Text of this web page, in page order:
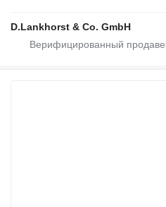
D.Lankhorst & Co. GmbH